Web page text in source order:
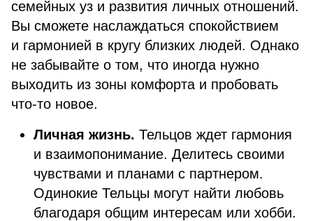
семейных уз и развития личных отношений.
Вы сможете наслаждаться спокойствием
и гармонией в кругу близких людей. Однако
не забывайте о том, что иногда нужно
выходить из зоны комфорта и пробовать
что-то новое.
Личная жизнь. Тельцов ждет гармония
и взаимопонимание. Делитесь своими
чувствами и планами с партнером.
Одинокие Тельцы могут найти любовь
благодаря общим интересам или хобби.